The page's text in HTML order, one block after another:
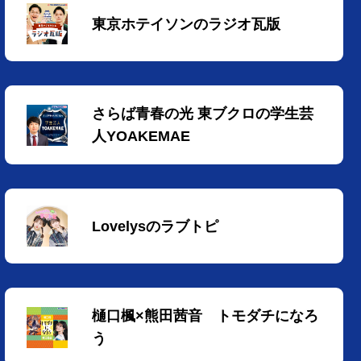
東京ホテイソンのラジオ瓦版
さらば青春の光 東ブクロの学生芸
人YOAKEMAE
Lovelysのラブトピ
樋口楓×熊田茜音 トモダチになろ
う